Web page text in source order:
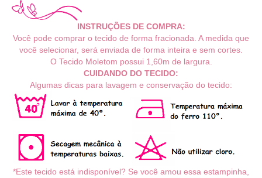
INSTRUÇÕES DE COMPRA:
Você pode comprar o tecido de forma fracionada. A medida que
você selecionar, será enviada de forma inteira e sem cortes.
O Tecido Moletom possui 1,60m de largura.
CUIDANDO DO TECIDO:
Algumas dicas para lavagem e conservação do tecido:
*Este tecido está indisponível? Se você amou essa estampinha,